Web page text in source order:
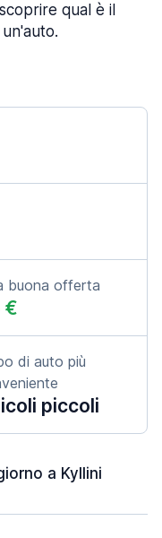
qual è il
buona offerta
€
di auto più
piccoli
a Kyllini